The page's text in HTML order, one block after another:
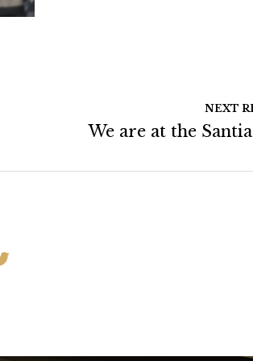
NEXT
We are at the